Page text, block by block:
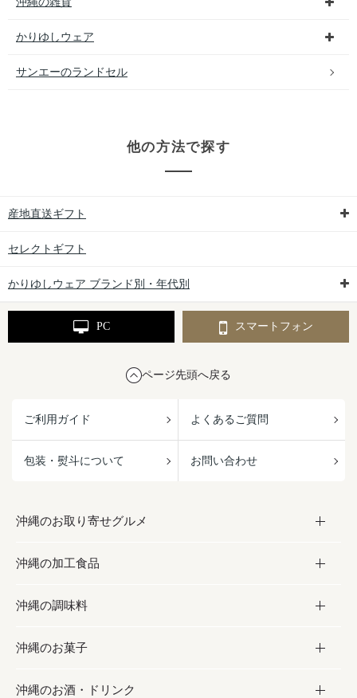
かりゆしウェア
サンエーのランドセル
他の方法で探す
産地直送ギフト
セレクトギフト
かりゆしウェア ブランド別・年代別
PC スマートフォン
ページ先頭へ戻る
ご利用ガイド よくあるご質問
包装・熨斗について お問い合わせ
沖縄のお取り寄せグルメ
お取り寄せグルメ
フルーツ・野菜
お肉
海産物
沖縄の加工食品
加工食品
缶詰／パウチ
沖縄料理
沖縄の調味料
調味料
砂糖／黒砂糖
沖縄のお菓子
お菓子
沖縄のお酒・ドリンク